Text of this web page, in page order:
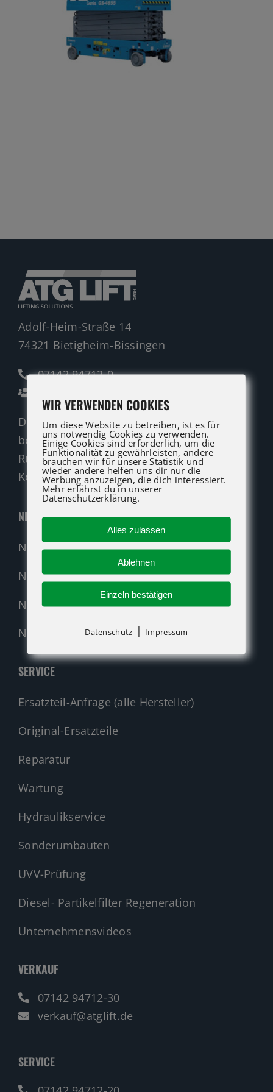
Adolf-Heim-Straße 14
74321 Bietigheim-Bissingen
07142 94712-0
Die ATG LIFT Profis für Verkauf und Service
beraten Sie gerne.
Rufen Sie an oder nutzen Sie unser
Kontaktformular für eine Anfrage.
NEUMASCHINEN
Neumaschinen Übersicht
Neumaschinen Genie
Neumaschinen Merlo
Nehmen Sie Kontakt auf!
SERVICE
Ersatzteil-Anfrage (alle Hersteller)
Original-Ersatzteile
Reparatur
Wartung
Hydraulikservice
Sonderumbauten
UVV-Prüfung
Diesel- Partikelfilter Regeneration
Unternehmensvideos
VERKAUF
07142 94712-30
verkauf@atglift.de
SERVICE
WIR VERWENDEN COOKIES
Um diese Website zu betreiben, ist es für
uns notwendig Cookies zu verwenden.
Einige Cookies sind erforderlich, um die
Funktionalität zu gewährleisten, andere
brauchen wir für unsere Statistik und
wieder andere helfen uns dir nur die
Werbung anzuzeigen, die dich interessiert.
Mehr erfährst du in unserer
Datenschutzerklärung.
Alles zulassen
Ablehnen
Einzeln bestätigen
Datenschutz | Impressum